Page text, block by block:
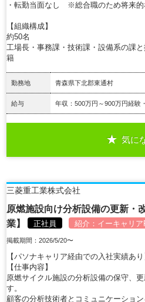
・転勤当面なし ※総合職のため将来的
【組織構成】
約50名
工場長・事務課・技術課・設備系の課
籍
勤務地 青森県下北郡東通村
給与 年収：500万円～900万円経験
気に
三菱重工業株式会社
原燃施設向け分析設備の更新・
業】
正社員 紹介： イーキャリア
掲載期間：2026/5/20〜
【パソナキャリア経由での入社実績あり
【仕事内容】
原燃サイクル施設の分析設備の保守、
す。
顧客の分析技術者とコミュニケーション